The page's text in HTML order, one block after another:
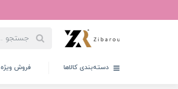
دسته‌بندی کالاها فروش ویژه